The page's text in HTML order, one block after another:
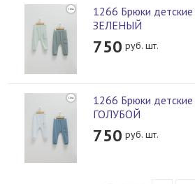
1266 Брюки
ЗЕЛЕНЫЙ
750 руб. шт.
1266 Брюки
ГОЛУБОЙ
750 руб. шт.